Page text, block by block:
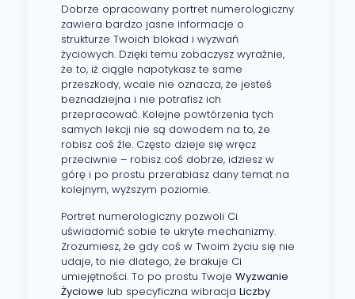
Dobrze opracowany portret numerologiczny
zawiera bardzo jasne informacje o
strukturze Twoich blokad i wyzwań
życiowych. Dzięki temu zobaczysz wyraźnie,
że to, iż ciągle napotykasz te same
przeszkody, wcale nie oznacza, że jesteś
beznadziejna i nie potrafisz ich
przepracować. Kolejne powtórzenia tych
samych lekcji nie są dowodem na to, że
robisz coś źle. Często dzieje się wręcz
przeciwnie – robisz coś dobrze, idziesz w
górę i po prostu przerabiasz dany temat na
kolejnym, wyższym poziomie.
Portret numerologiczny pozwoli Ci
uświadomić sobie te ukryte mechanizmy.
Zrozumiesz, że gdy coś w Twoim życiu się nie
udaje, to nie dlatego, że brakuje Ci
umiejętności. To po prostu Twoje Wyzwanie
Życiowe lub specyficzna wibracja Liczby